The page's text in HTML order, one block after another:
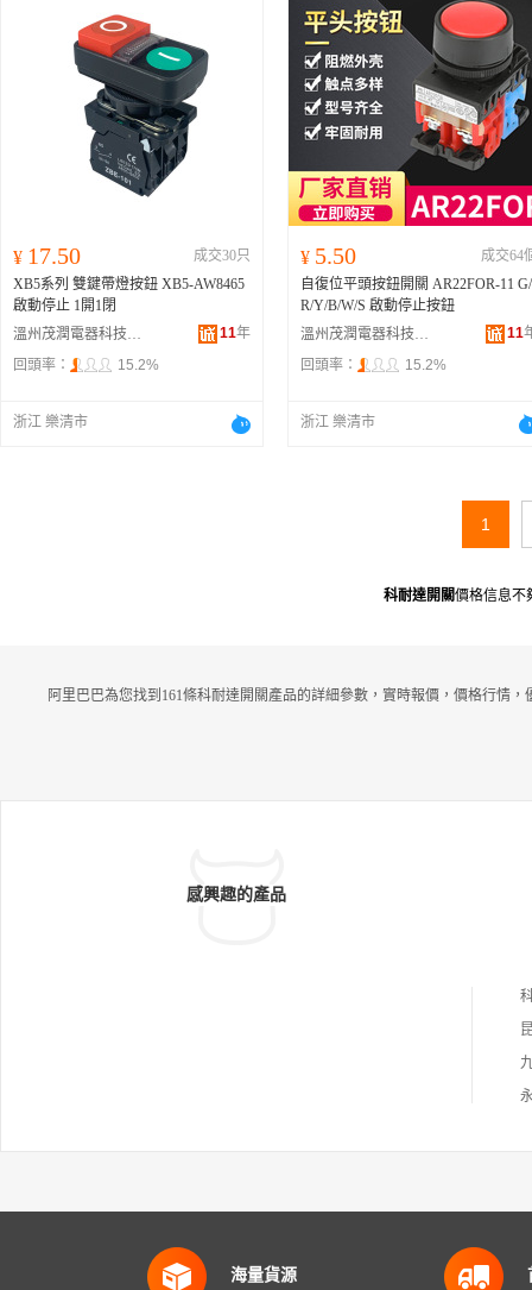
¥ 17.50
成交30只
XB5系列 雙鍵帶燈按鈕 XB5-AW8465
啟動停止 1開1閉
溫州茂潤電器科技有限公司
11年
回頭率：
15.2%
浙江 樂清市
¥ 5.50
成交64
自復位平頭按鈕開關 AR22FOR-11 G/
R/Y/B/W/S 啟動停止按鈕
溫州茂潤電器科技有限公司
11
回頭率：
15.2%
浙江 樂清市
1
科耐達開關價格信息不
阿里巴巴為您找到161條科耐達開關產品的詳細參數，實時報價，價格行情，
感興趣的產品
海量貨源